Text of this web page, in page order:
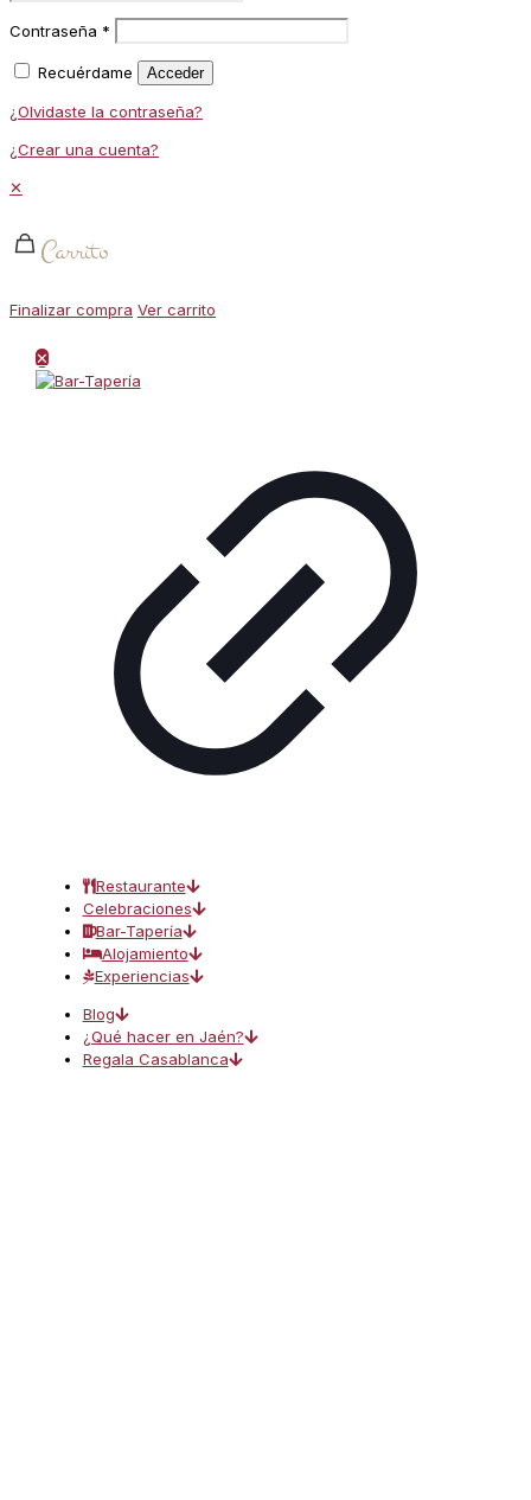
Contraseña *
Recuérdame Acceder
¿Olvidaste la contraseña?
¿Crear una cuenta?
✕
Carrito
Finalizar compra Ver carrito
✕
Restaurante
Celebraciones
Bar-Tapería
Alojamiento
Experiencias
Blog
¿Qué hacer en Jaén?
Regala Casablanca